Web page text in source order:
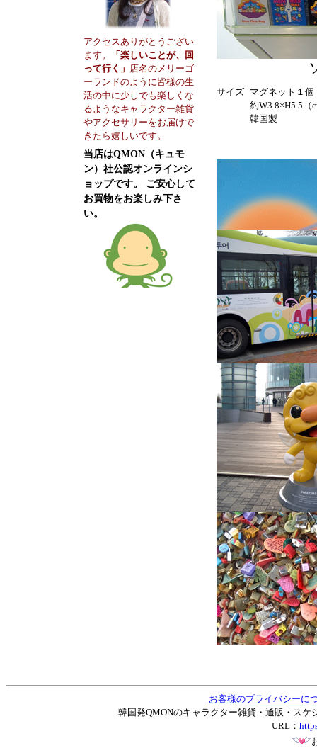
アクセスありがとうござい
ます。
「楽しいことが、回
って行く」 店名のメリーゴ
ーランドのように皆様の生
活の中に少しでも楽しくな
るようなキャラクター雑貨
やアクセサリーをお届けで
きたら嬉しいです。
当店はQMON（キュモ
ン）社公認オンラインシ
ョップです。 ご安心して
お買物をお楽しみ下さ
い。
サイズ マグネット１個
約W3.8×H5.5（
韓国製
お客様のプライバシーに
韓国発QMONのキャラクター雑貨・通販・スケ
URL：